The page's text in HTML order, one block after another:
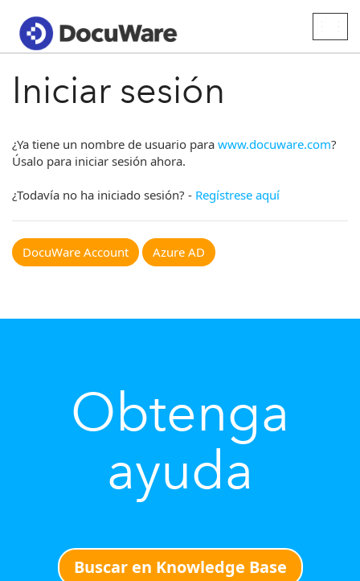
Iniciar sesión
¿Ya tiene un nombre de usuario para www.docuware.com?
Úsalo para iniciar sesión ahora.
¿Todavía no ha iniciado sesión? - Regístrese aquí
DocuWare Account Azure AD
Obtenga
ayuda
Buscar en Knowledge Base